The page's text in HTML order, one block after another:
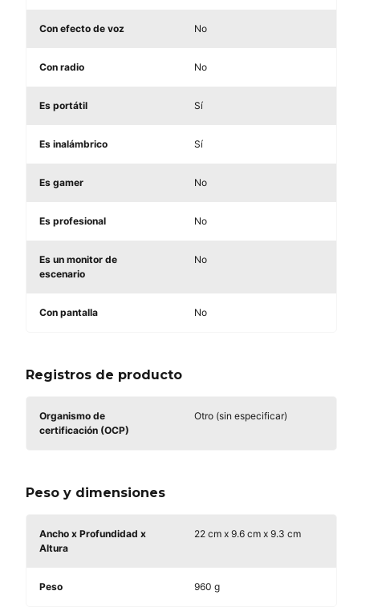
Con efecto de voz No
Con radio No
Es portátil Sí
Es inalámbrico Sí
Es gamer No
Es profesional No
Es un monitor de
escenario
No
Con pantalla No
Registros de producto
Organismo de
certificación (OCP)
Otro (sin especificar)
Peso y dimensiones
Ancho x Profundidad x
Altura
22 cm x 9.6 cm x 9.3 cm
Peso 960 g